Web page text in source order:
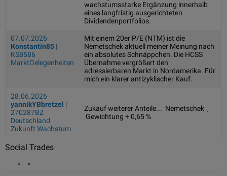
wachstumsstarke Ergänzung innerhalb
eines langfristig ausgerichteten
Dividendenportfolios.
07.07.2026
Konstantin85 |
KS8586
MarktGelegenheiten
Mit einem 20er P/E (NTM) ist die
Nemetschek aktuell meiner Meinung nach
ein absolutes Schnäppchen. Die HCSS
Übernahme vergrößert den
adressierbaren Markt in Nordamerika. Für
mich ein klarer antizyklischer Kauf.
28.06.2026
yannikYBbretzel |
270287BZ
Deutschland
Zukunft Wachstum
Zukauf weiterer Anteile... Nemetschek ,
Gewichtung + 0,65 %
Social Trades
« »